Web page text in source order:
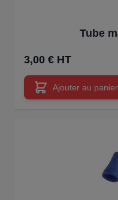
Tube
3,00 € HT
Ajouter au panier